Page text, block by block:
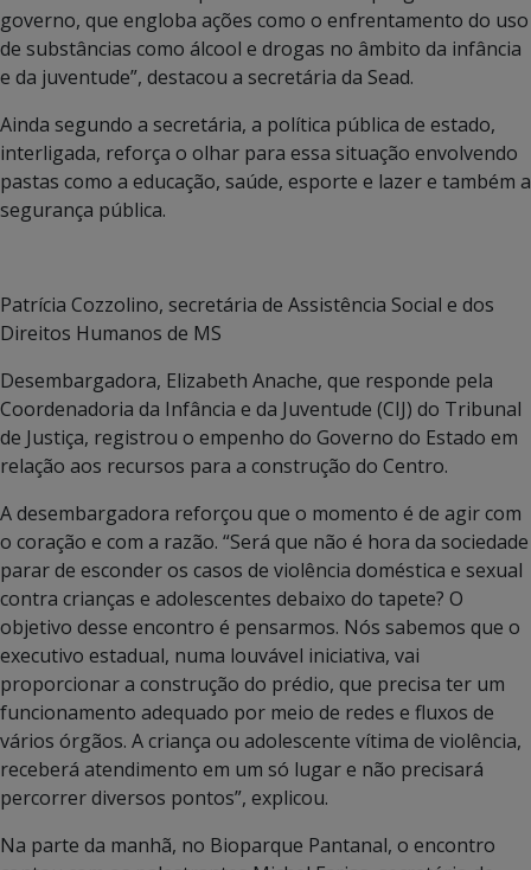
governo, que engloba ações como o enfrentamento do uso
de substâncias como álcool e drogas no âmbito da infância
e da juventude”, destacou a secretária da Sead.
Ainda segundo a secretária, a política pública de estado,
interligada, reforça o olhar para essa situação envolvendo
pastas como a educação, saúde, esporte e lazer e também a
segurança pública.
Patrícia Cozzolino, secretária de Assistência Social e dos
Direitos Humanos de MS
Desembargadora, Elizabeth Anache, que responde pela
Coordenadoria da Infância e da Juventude (CIJ) do Tribunal
de Justiça, registrou o empenho do Governo do Estado em
relação aos recursos para a construção do Centro.
A desembargadora reforçou que o momento é de agir com
o coração e com a razão. “Será que não é hora da sociedade
parar de esconder os casos de violência doméstica e sexual
contra crianças e adolescentes debaixo do tapete? O
objetivo desse encontro é pensarmos. Nós sabemos que o
executivo estadual, numa louvável iniciativa, vai
proporcionar a construção do prédio, que precisa ter um
funcionamento adequado por meio de redes e fluxos de
vários órgãos. A criança ou adolescente vítima de violência,
receberá atendimento em um só lugar e não precisará
percorrer diversos pontos”, explicou.
Na parte da manhã, no Bioparque Pantanal, o encontro